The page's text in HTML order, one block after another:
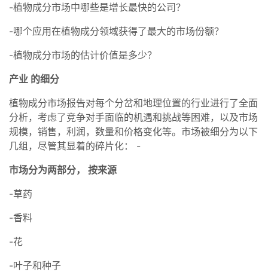
-植物成分市场中哪些是增长最快的公司？
-哪个应用在植物成分领域获得了最大的市场份额？
-植物成分市场的估计价值是多少？
产业 的细分
植物成分市场报告对每个分岔和地理位置的行业进行了全面
分析，考虑了竞争对手面临的机遇和挑战等困难，以及市场
规模，销售，利润，数量和价格变化等。市场被细分为以下
几组，尽管其显着的碎片化： -
市场分为两部分， 按来源
-草药
-香料
-花
-叶子和种子